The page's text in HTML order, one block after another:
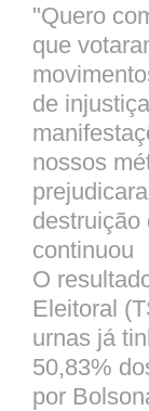
"Quero
que
de
nossos
destruição
continuou
O
Eleitoral
urnas já
50,83%
por